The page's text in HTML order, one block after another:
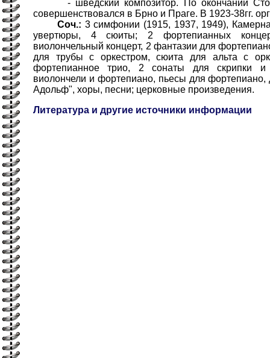
- шведский композитор. По окончании
совершенствовался в Брно и Праге. В 1923-38гг.
Соч.: 3 симфонии (1915, 1937, 1949),
увертюры, 4 сюиты; 2 фортепианных
виолончельный концерт, 2 фантазии для
для трубы с оркестром, сюита для альта с
фортепианное трио, 2 сонаты для скрипки и
виолончели и фортепиано, пьесы для фортепиано,
Адольф", хоры, песни; церковные произведения.
Литература и другие источники информации